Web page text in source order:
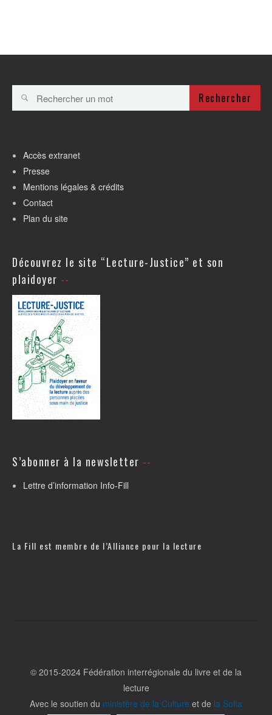
Rechercher
Accès extranet
Presse
Mentions légales & crédits
Contact
Plan du site
Découvrez le site “Lecture-Justice” et son
plaidoyer
S’abonner à la newsletter
Lettre d’information Info-Fill
La Fill est membre de l’Alliance pour la lecture
© 2015-2024 Fédération interrégionale du livre et de la
lecture
Avec le soutien du ministère de la Culture et de la Sofia